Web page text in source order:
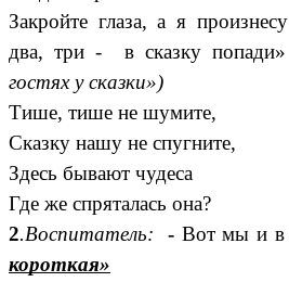
Закройте глаза, а я
два, три - в сказку попади»
гостях у сказки»)
Тише, тише не шумите,
Сказку нашу не спугните,
Здесь бывают чудеса
Где же спряталась она?
2.Воспитатель: - Вот мы и в
короткая»